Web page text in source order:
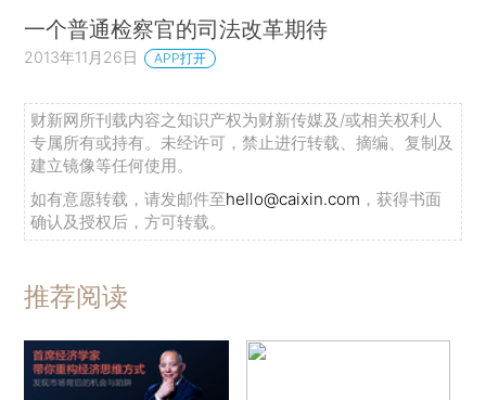
一个普通检察官的司法改革期待
2013年11月26日 APP打开
财新网所刊载内容之知识产权为财新传媒及/或相关权利人
专属所有或持有。未经许可，禁止进行转载、摘编、复制及
建立镜像等任何使用。
如有意愿转载，请发邮件至hello@caixin.com ，获得书面
确认及授权后，方可转载。
推荐阅读